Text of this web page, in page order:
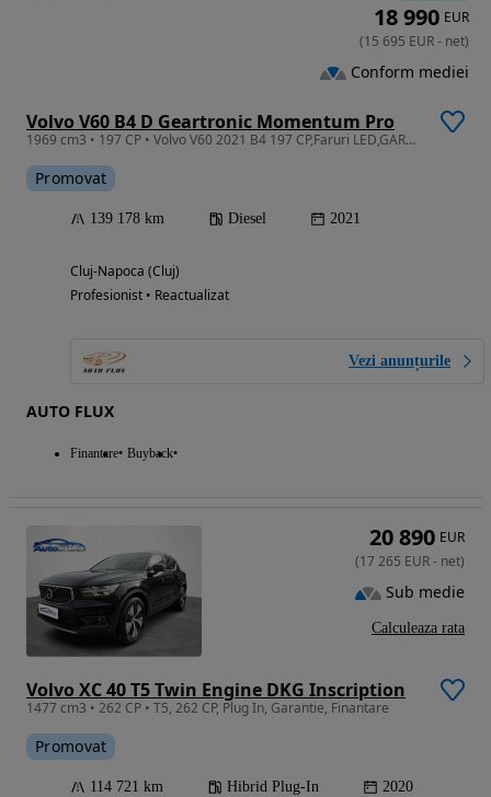
Volvo V60 B4 D Geartronic Momentum Pro
1969 cm3 • 197 CP • Volvo V60 2021 B4 197 CP,Faruri LED,GARANTIE 3 ANI,TVA Deductibil
Promovat
139 178 km Diesel 2021
Cluj-Napoca (Cluj)
Profesionist • Reactualizat
Vezi anunțurile
AUTO FLUX
Finantare Buyback
18 990 EUR
(15 695 EUR- net)
Conform mediei
Volvo XC 40 T5 Twin Engine DKG Inscription
1477 cm3 • 262 CP • T5, 262 CP, Plug In, Garantie, Finantare
Promovat
114 721 km Hibrid Plug-In 2020
20 890 EUR
(17 265 EUR- net)
Sub medie
Calculeaza rata